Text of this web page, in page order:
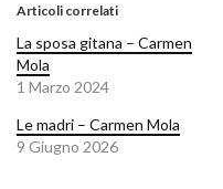
Articoli correlati
La sposa gitana – Carmen
Mola
1 Marzo 2024
Le madri – Carmen Mola
9 Giugno 2026